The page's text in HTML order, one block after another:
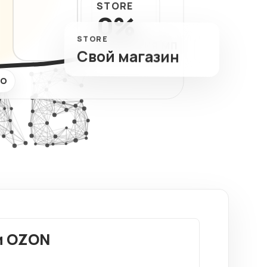
STORE
0%
КОМИССИЯ МП
STORE
Свой магазин
OZON